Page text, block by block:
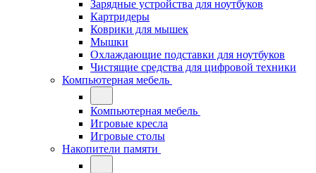
Зарядные устройства для ноутбуков
Картридеры
Коврики для мышек
Мышки
Охлаждающие подставки для ноутбуков
Чистящие средства для цифровой техники
Компьютерная мебель
Компьютерная мебель
Игровые кресла
Игровые столы
Накопители памяти